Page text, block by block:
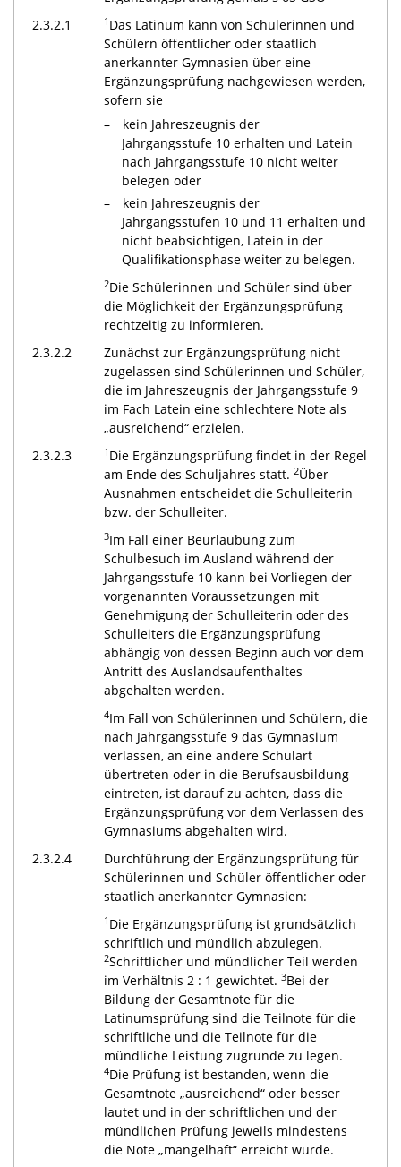
2.3.2.1
1 Das Latinum kann von Schülerinnen und
Schülern öffentlicher oder staatlich
anerkannter Gymnasien über eine
Ergänzungsprüfung nachgewiesen werden,
sofern sie
kein Jahreszeugnis der
Jahrgangsstufe 10 erhalten und Latein
nach Jahrgangsstufe 10 nicht weiter
belegen oder
kein Jahreszeugnis der
Jahrgangsstufen 10 und 11 erhalten und
nicht beabsichtigen, Latein in der
Qualifikationsphase weiter zu belegen.
2Die Schülerinnen und Schüler sind über
die Möglichkeit der Ergänzungsprüfung
rechtzeitig zu informieren.
2.3.2.2
Zunächst zur Ergänzungsprüfung nicht
zugelassen sind Schülerinnen und Schüler,
die im Jahreszeugnis der Jahrgangsstufe 9
im Fach Latein eine schlechtere Note als
„ausreichend“ erzielen.
2.3.2.3
1 Die Ergänzungsprüfung findet in der Regel
am Ende des Schuljahres statt. 2Über
Ausnahmen entscheidet die Schulleiterin
bzw. der Schulleiter.
3Im Fall einer Beurlaubung zum
Schulbesuch im Ausland während der
Jahrgangsstufe 10 kann bei Vorliegen der
vorgenannten Voraussetzungen mit
Genehmigung der Schulleiterin oder des
Schulleiters die Ergänzungsprüfung
abhängig von dessen Beginn auch vor dem
Antritt des Auslandsaufenthaltes
abgehalten werden.
4Im Fall von Schülerinnen und Schülern, die
nach Jahrgangsstufe 9 das Gymnasium
verlassen, an eine andere Schulart
übertreten oder in die Berufsausbildung
eintreten, ist darauf zu achten, dass die
Ergänzungsprüfung vor dem Verlassen des
Gymnasiums abgehalten wird.
2.3.2.4
Durchführung der Ergänzungsprüfung für
Schülerinnen und Schüler öffentlicher oder
staatlich anerkannter Gymnasien:
1 Die Ergänzungsprüfung ist grundsätzlich
schriftlich und mündlich abzulegen.
2Schriftlicher und mündlicher Teil werden
im Verhältnis 2 : 1 gewichtet. 3Bei der
Bildung der Gesamtnote für die
Latinumsprüfung sind die Teilnote für die
schriftliche und die Teilnote für die
mündliche Leistung zugrunde zu legen.
4Die Prüfung ist bestanden, wenn die
Gesamtnote „ausreichend“ oder besser
lautet und in der schriftlichen und der
mündlichen Prüfung jeweils mindestens
die Note „mangelhaft“ erreicht wurde.